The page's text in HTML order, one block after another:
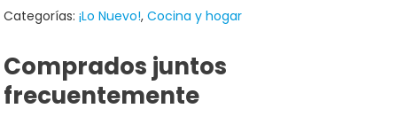
Categorías:¡Lo Nuevo!,Cocina y hogar
Comprados juntos
frecuentemente